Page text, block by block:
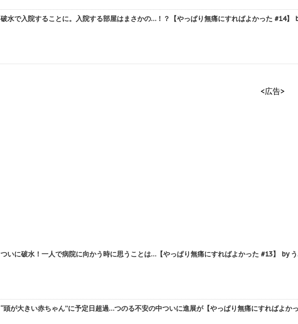
破水で入院することに。入院する部屋はまさかの…！？【やっぱり無痛にすればよかった #14】
<広告>
ついに破水！一人で病院に向かう時に思うことは…【やっぱり無痛にすればよかった #13】 by
“頭が大きい赤ちゃん”に予定日超過…つのる不安の中ついに進展が【やっぱり無痛にすればよか